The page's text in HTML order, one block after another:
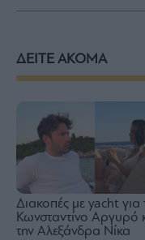
ΔΕΙΤΕ ΑΚΟΜΑ
Διακοπές με yacht για
Κωνσταντίνο Αργυρό
την Αλεξάνδρα Νίκα